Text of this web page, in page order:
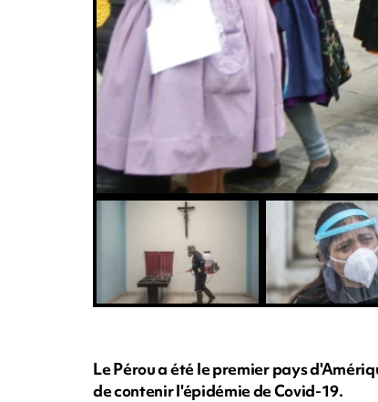
Le Pérou a été le premier pays
de contenir l'épidémie de Covid-19.